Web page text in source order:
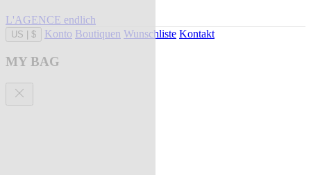
L'AGENCE endlich
US $ Konto Boutiquen Wunschliste Kontakt
MY BAG